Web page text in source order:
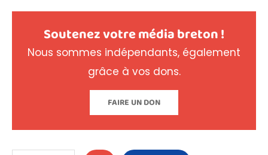
Soutenez votre média breton !
Nous sommes indépendants, également
grâce à vos dons.
FAIRE UN DON